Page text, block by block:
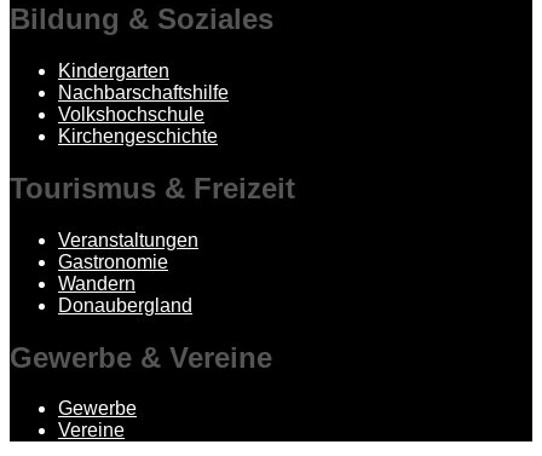
Bildung & Soziales
Kindergarten
Nachbarschaftshilfe
Volkshochschule
Kirchengeschichte
Tourismus & Freizeit
Veranstaltungen
Gastronomie
Wandern
Donaubergland
Gewerbe & Vereine
Gewerbe
Vereine